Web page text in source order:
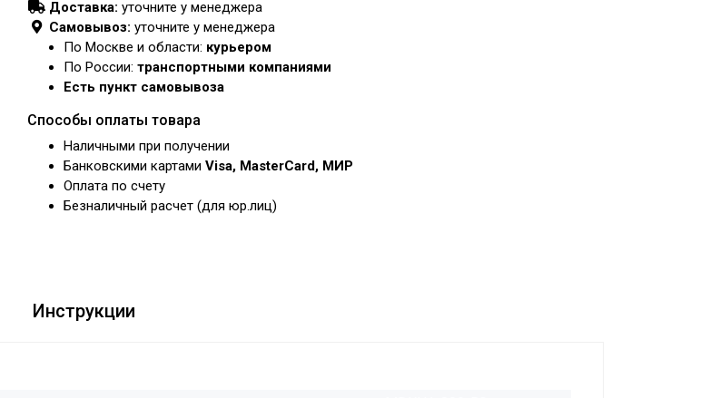
Доставка: уточните у менеджера
Самовывоз: уточните у менеджера
По Москве и области: курьером
По России: транспортными компаниями
Есть пункт самовывоза
Способы оплаты товара
Наличными при получении
Банковскими картами Visa, MasterCard, МИР
Оплата по счету
Безналичный расчет (для юр.лиц)
Инструкции